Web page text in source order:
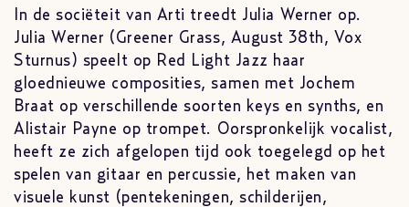
In de sociëteit van Arti treedt Julia Werner op.
Julia Werner (Greener Grass, August 38th, Vox
Sturnus) speelt op Red Light Jazz haar
gloednieuwe composities, samen met Jochem
Braat op verschillende soorten keys en synths, en
Alistair Payne op trompet. Oorspronkelijk vocalist,
heeft ze zich afgelopen tijd ook toegelegd op het
spelen van gitaar en percussie, het maken van
visuele kunst (pentekeningen, schilderijen,